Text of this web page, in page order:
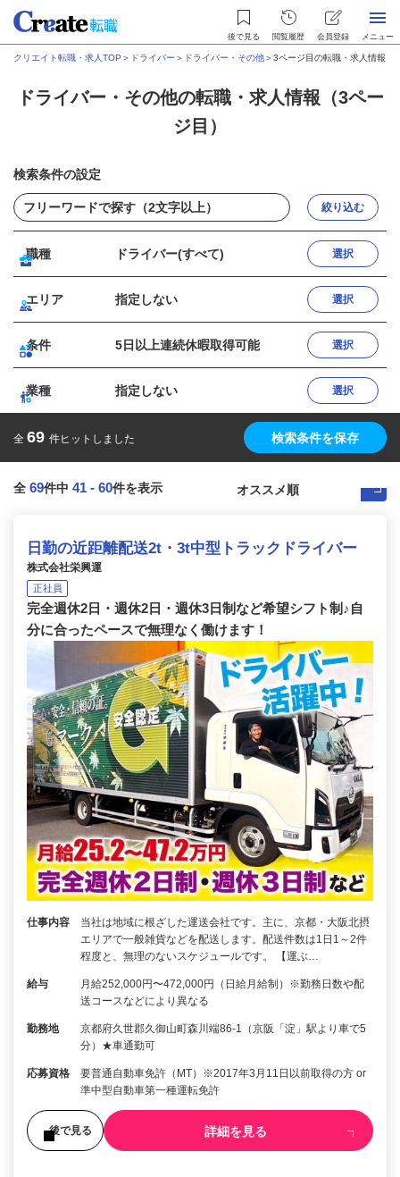
後で見る 閲覧履歴 会員登録 メニュー
クリエイト転職・求人TOP ＞ ドライバー ＞ ドライバー・その他＞3ページ目の転職・求人情報
ドライバー・その他の転職・求人情報（3ペー
ジ目）
検索条件の設定
絞り込む
職種 ドライバー(すべて) 選択
エリア 指定しない 選択
条件 5日以上連続休暇取得可能 選択
業種 指定しない 選択
全 69 件ヒットしました 検索条件を保存
全 69件中 41 - 60件を表示
日勤の近距離配送2t・3t中型トラックドライバー
株式会社栄興運
正社員
完全週休2日・週休2日・週休3日制など希望シフト制♪自
分に合ったペースで無理なく働けます！
仕事内容
当社は地域に根ざした運送会社です。主に、京都・大阪北摂
エリアで一般雑貨などを配送します。配送件数は1日1～2件
程度と、無理のないスケジュールです。 【運ぶ…
給与
月給252,000円〜472,000円（日給月給制）※勤務日数や配
送コースなどにより異なる
勤務地
京都府久世郡久御山町森川端86-1（京阪「淀」駅より車で5
分）★車通勤可
応募資格
要普通自動車免許（MT）※2017年3月11日以前取得の方 or
準中型自動車第一種運転免許
後で見る 詳細を見る